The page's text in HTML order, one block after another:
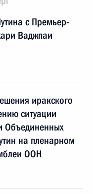
с Премьер-
Ваджпаи
иракского
ситуации
Объединенных
на пленарном
ООН